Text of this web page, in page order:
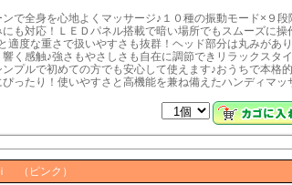
ンで全身を心地よくマッサージ♪１０種の振動モード×９段
も対応！ＬＥＤパネル搭載で暗い場所でもスムーズに操
適度な重さで扱いやすさも抜群！ヘッド部分は丸みがあ
く感触♪強さもやさしさも自在に調節できリラックスタ
プルで初めての方でも安心して使えます♪おうちで本格
ったり！使いやすさと高機能を兼ね備えたハンディマッ
（ピンク）